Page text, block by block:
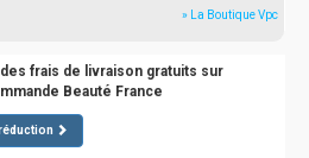
» La Boutique Vpc
frais de livraison gratuits sur
Beauté France